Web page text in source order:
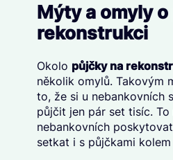
Mýty a omyly
rekonstrukci
Okolo půjčky na
několik omylů. Takovým
to, že si u nebankovních
půjčit jen pár set tisíc. To
nebankovních
setkat i s půjčkami